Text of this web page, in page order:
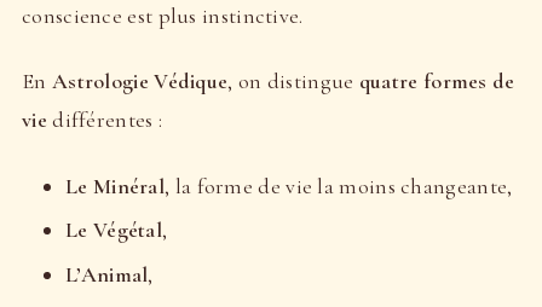
conscience est plus instinctive.
En Astrologie Védique, on distingue quatre formes de
vie différentes :
Le Minéral, la forme de vie la moins changeante,
Le Végétal,
L’Animal,